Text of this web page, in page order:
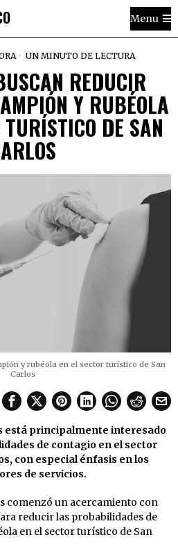
Menu
UN MINUTO DE LECTURA
REDUCIR
Y RUBÉOLA
TURÍSTICO DE SAN
y rubéola en el sector turístico de San
Carlos
está principalmente interesado
de contagio en el sector
con especial énfasis en los
de servicios.
comenzó un acercamiento con
reducir las probabilidades de
en el sector turístico de San